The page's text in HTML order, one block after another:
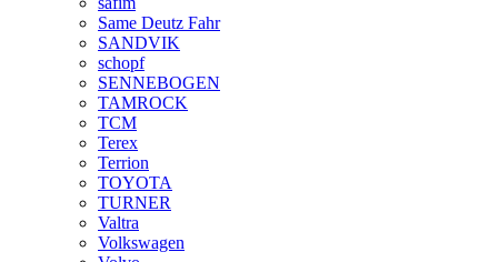
Same Deutz Fahr
SANDVIK
schopf
SENNEBOGEN
TAMROCK
TCM
Terex
Terrion
TOYOTA
TURNER
Valtra
Volkswagen